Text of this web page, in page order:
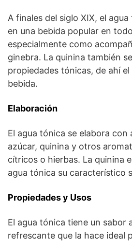
A finales del siglo XIX, el
en una bebida popular en
especialmente como
ginebra. La quinina también
propiedades tónicas, de ahí
bebida.
Elaboración
El agua tónica se elabora con
azúcar, quinina y otros
cítricos o hierbas. La quinina
agua tónica su característico
Propiedades y Usos
El agua tónica tiene un sabor
refrescante que la hace ideal